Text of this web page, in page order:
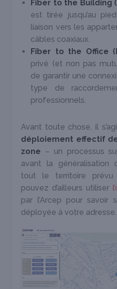
Fiber to the Building
est tirée jusqu’au
liaison vers les
câbles coaxiaux.
Fiber to the Office
privé (et non pas
de garantir une
type de
professionnels.
Avant toute chose, il
déploiement effectif
zone – un processus
avant la généralisation
tout le territoire prévu
pouvez d’ailleurs utiliser
par l’Arcep pour
déployée à votre adresse.